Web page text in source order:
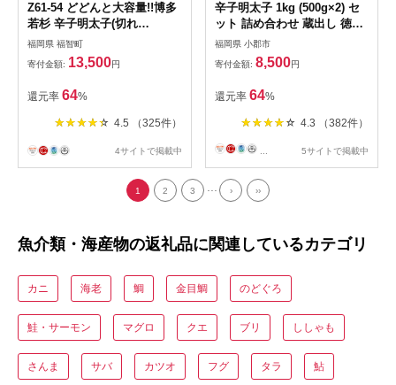
Z61-54 どどんと大容量!!博多
若杉 辛子明太子(切れ
子)2kg（500g×4パック）明太
子 明太 めんたいこ 辛子明太
子 卵 海鮮 魚介類 大容量 魚
介 人気 明太子 お得 2kg おす
すめ 切れ子 明太子 福岡 冷凍
無着色 おかず 明太子 めんた
福岡県 福智町
寄付金額: 13,500円
還元率 64%
4.5 （325件）
4サイトで掲載中
辛子明太子 1kg (500g×2) セ
ット 詰め合わせ 蔵出し 徳用
贈答用 明太子 めんたいこ 魚
卵 海鮮 海鮮セット ご飯のお
供 おにぎり おにぎりの具 ギ
フト 贈り物
福岡県 小郡市
寄付金額: 8,500円
還元率 64%
4.3 （382件）
5サイトで掲載中
1 2 3 › ››
魚介類・海産物の返礼品に関連しているカテゴリ
カニ 海老 鯛 金目鯛 のどぐろ
鮭・サーモン マグロ クエ ブリ ししゃも
さんま サバ カツオ フグ タラ 鮎